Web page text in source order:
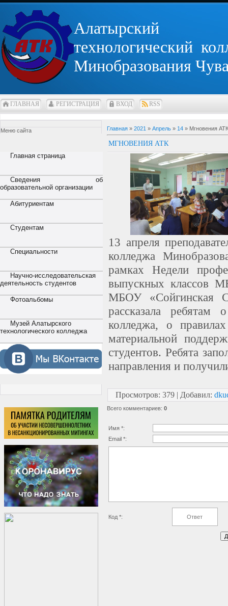
Алатырский
технологический
Минобразования
ГЛАВНАЯ РЕГИСТРАЦИЯ ВХОД RSS
Меню сайта
Главная страница
Сведения об
образовательной организации
Абитуриентам
Студентам
Специальности
Научно-исследовательская
деятельность студентов
Фотоальбомы
Музей Алатырского
технологического колледжа
Главная » 2021 » Апрель » 14 » Мгновения АТК
МГНОВЕНИЯ АТК
13 апреля
колледжа
рамках Недели
выпускных классов
МБОУ «Сойгинская
рассказала ребятам
колледжа, о
материальной
студентов. Ребята
направления и
Просмотров: 379 | Добавил:
Всего комментариев: 0
Имя *:
Email *:
Код *: